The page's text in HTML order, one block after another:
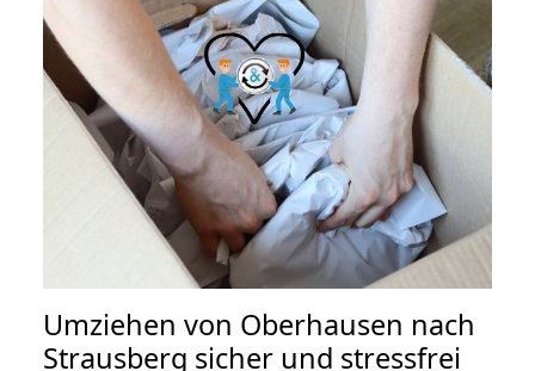
Umziehen von Oberhausen nach
Strausberg sicher und stressfrei